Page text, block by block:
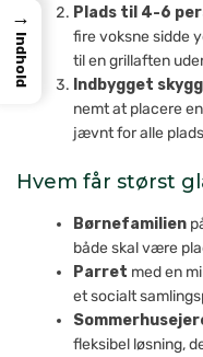
Plads til 4-6
fire voksne sidde
til en grill­aften
Indbygget
nemt at placere
jævnt for alle
Hvem får størst
Børnefamilien
både skal være
Parret med en
et socialt
fleksibel løsning,
→
Indhold